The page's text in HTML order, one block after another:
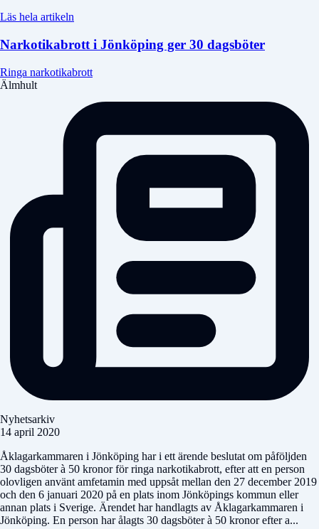
Läs hela artikeln
Narkotikabrott i Jönköping ger 30 dagsböter
Ringa narkotikabrott
Älmhult
Nyhetsarkiv
14 april 2020
Åklagarkammaren i Jönköping har i ett ärende beslutat om påföljden
30 dagsböter à 50 kronor för ringa narkotikabrott, efter att en person
olovligen använt amfetamin med uppsåt mellan den 27 december 2019
och den 6 januari 2020 på en plats inom Jönköpings kommun eller
annan plats i Sverige. Ärendet har handlagts av Åklagarkammaren i
Jönköping. En person har ålagts 30 dagsböter à 50 kronor efter a...